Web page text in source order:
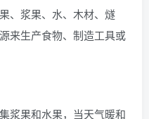
、浆果、水、木材、燧
来生产食物、制造工具或
浆果和水果，当天气暖和